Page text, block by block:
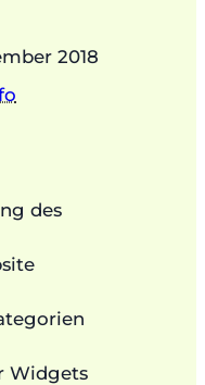
2018
des
Widgets